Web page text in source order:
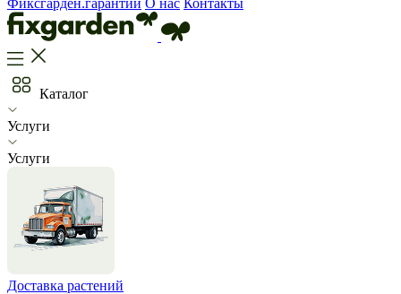
Фиксгарден.гарантии О нас Контакты
Каталог
Услуги
Услуги
Доставка растений